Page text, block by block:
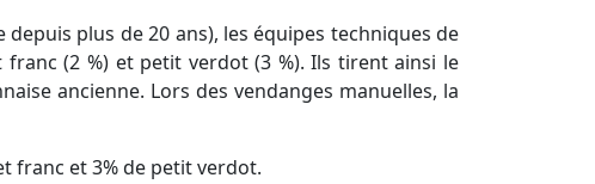
plus de 20 ans), les équipes techniques de
franc (2 %) et petit verdot (3 %). Ils tirent ainsi le
ancienne. Lors des vendanges manuelles, la
franc et 3% de petit verdot.